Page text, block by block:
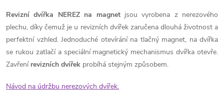
Revizní dvířka NEREZ na magnet jsou vyrobena z nerezového
plechu, díky čemuž je u revizních dvířek zaručena dlouhá životnost a
perfektní vzhled. Jednoduché otevírání na tlačný magnet, na dvířka
se rukou zatlačí a speciální magnetický mechanismus dvířka otevře.
Zavření revizních dvířek probíhá stejným způsobem.
Návod na údržbu nerezových dvířek.